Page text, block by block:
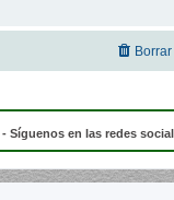
- Síguenos en las redes